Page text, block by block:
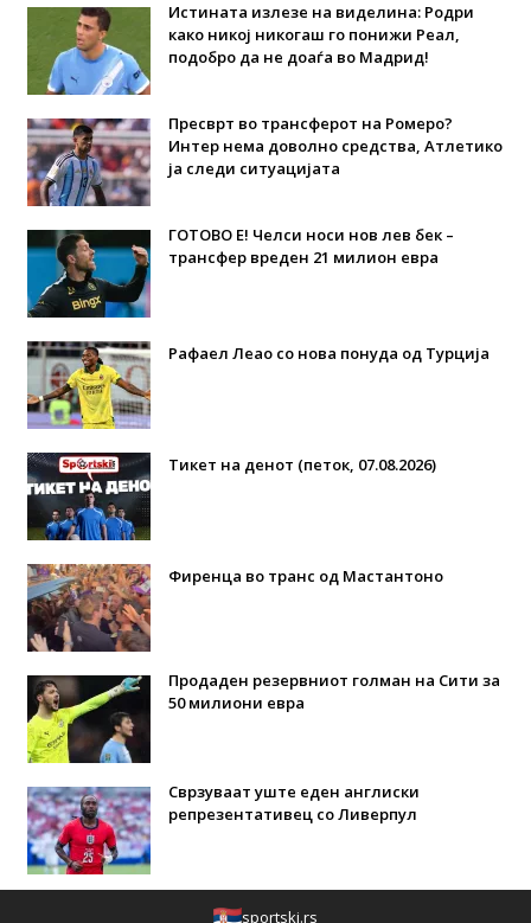
Истината излезе на виделина: Родри
како никој никогаш го понижи Реал,
подобро да не доаѓа во Мадрид!
Пресврт во трансферот на Ромеро?
Интер нема доволно средства, Атлетико
ја следи ситуацијата
ГОТОВО Е! Челси носи нов лев бек –
трансфер вреден 21 милион евра
Рафаел Леао со нова понуда од Турција
Тикет на денот (петок, 07.08.2026)
Фиренца во транс од Мастантоно
Продаден резервниот голман на Сити за
50 милиони евра
Сврзуваат уште еден англиски
репрезентативец со Ливерпул
sportski.rs